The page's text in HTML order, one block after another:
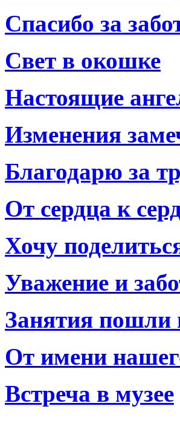
Спасибо за
Свет в окошке
Настоящие
Изменения
Благодарю за
От сердца к
Хочу
Уважение и
Занятия пошли
От имени
Встреча в музее